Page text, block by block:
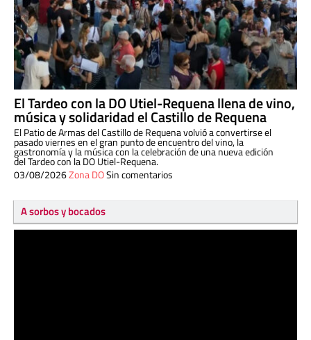
El Tardeo con la DO Utiel-Requena llena de vino,
música y solidaridad el Castillo de Requena
El Patio de Armas del Castillo de Requena volvió a convertirse el
pasado viernes en el gran punto de encuentro del vino, la
gastronomía y la música con la celebración de una nueva edición
del Tardeo con la DO Utiel-Requena.
03/08/2026Zona DOSin comentarios
A sorbos y bocados